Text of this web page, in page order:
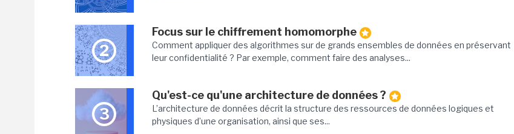
2
Focus sur le chiffrement homomorphe
Comment appliquer des algorithmes sur de grands ensembles de données en préservant
leur confidentialité ? Par exemple, comment faire des analyses...
3
Qu'est-ce qu'une architecture de données ?
L’architecture de données décrit la structure des ressources de données logiques et
physiques d’une organisation, ainsi que ses...